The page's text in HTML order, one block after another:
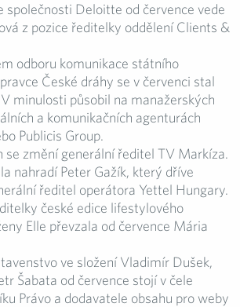
společnosti Deloitte od července vede
z pozice ředitelky oddělení Clients &
odboru komunikace státního
České dráhy se v červenci stal
minulosti působil na manažerských
a komunikačních agenturách
Publicis Group.
se změní generální ředitel TV Markíza.
nahradí Peter Gažík, který dříve
ředitel operátora Yettel Hungary.
české edice lifestylového
Elle převzala od července Mária
ve složení Vladimír Dušek,
Šabata od července stojí v čele
Právo a dodavatele obsahu pro weby